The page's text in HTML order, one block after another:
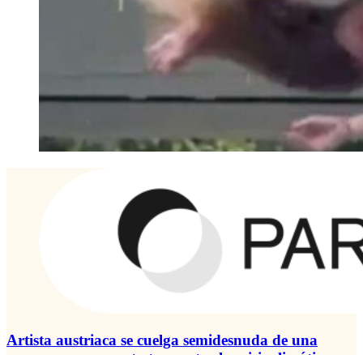
Artista austriaca se cuelga semidesnuda de una